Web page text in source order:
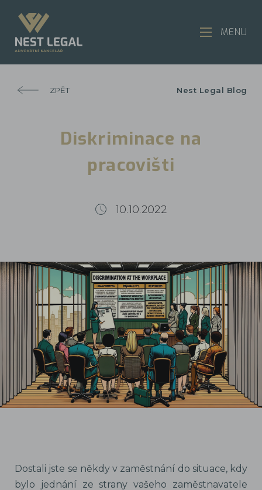
ZPĚT Nest Legal Blog
Diskriminace na
pracovišti
10.10.2022
Dostali jste se někdy v zaměstnání do situace, kdy
bylo jednání ze strany vašeho zaměstnavatele
MENU